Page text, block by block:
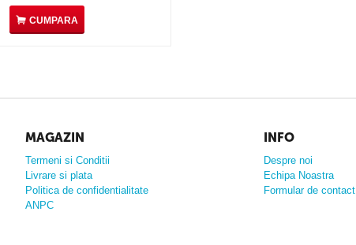
CUMPARA
MAGAZIN
Termeni si Conditii
Livrare si plata
Politica de confidentialitate
ANPC
INFO
Despre noi
Echipa Noastra
Formular de contact